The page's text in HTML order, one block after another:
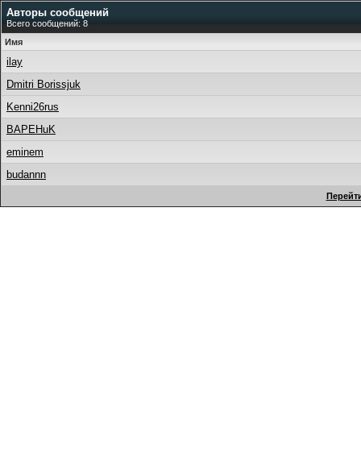
Авторы сообщений
Всего сообщений: 8
Имя
ilay
Dmitri Borissjuk
Kenni26rus
BAPEHuK
eminem
budannn